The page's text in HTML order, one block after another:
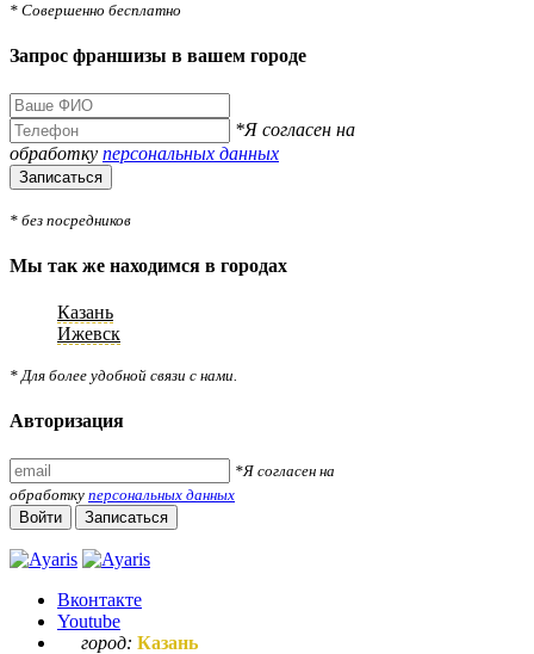
* Совершенно бесплатно
Запрос франшизы в вашем городе
*Я согласен на
обработку персональных данных
Записаться
* без посредников
Мы так же находимся в городах
Казань
Ижевск
* Для более удобной связи с нами.
Авторизация
*Я согласен на
обработку персональных данных
Войти
Записаться
Вконтакте
Youtube
город: Казань